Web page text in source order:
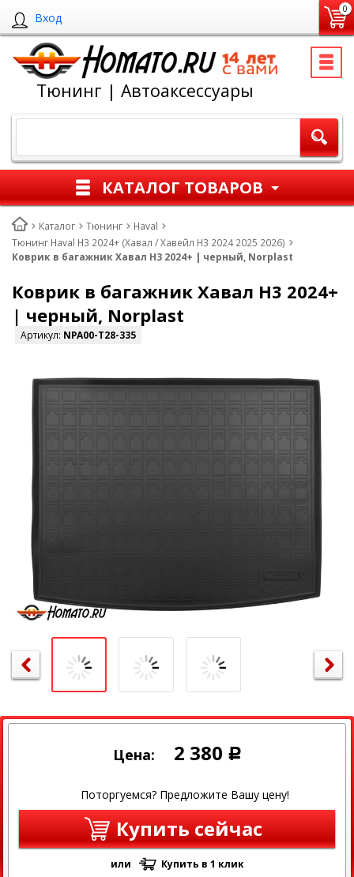
Вход
0
Тюнинг | Автоаксессуары
КАТАЛОГ ТОВАРОВ
Каталог Тюнинг
Haval
Тюнинг Haval H3 2024+ (Хавал / Хавейл Н3 2024 2025 2026)
Коврик в багажник Хавал Н3 2024+ | черный, Norplast
Коврик в багажник Хавал Н3 2024+
| черный, Norplast
Артикул: NPA00-T28-335
Цена: 2 380 Р
Поторгуемся? Предложите Вашу цену!
Купить сейчас
или Купить в 1 клик